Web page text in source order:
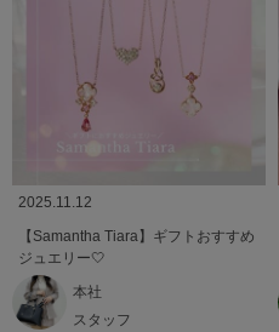
2025.11.12
【Samantha Tiara】ギフトおすすめ
ジュエリー🤍
本社
スタッフ